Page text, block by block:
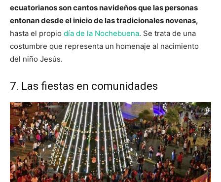
ecuatorianos son cantos navideños que las personas
entonan desde el inicio de las tradicionales novenas,
hasta el propio día de la Nochebuena. Se trata de una
costumbre que representa un homenaje al nacimiento
del niño Jesús.
7. Las fiestas en comunidades